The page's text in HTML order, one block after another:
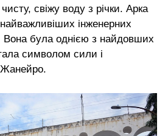
свіжу воду з річки. Арка
інженерних
Вона була однією з найдовших
символом сили і
Жанейро.